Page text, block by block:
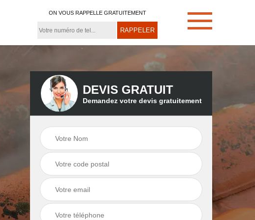
ON VOUS RAPPELLE GRATUITEMENT
Démoussage de
toiture 21
Couvreur zingueur
DEVIS GRATUIT
Demandez votre devis gratuitement